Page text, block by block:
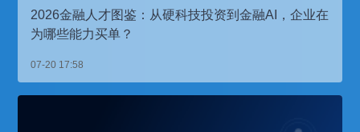
2026金融人才图鉴：从硬科技投资到金融AI，企业在
为哪些能力买单？
07-20 17:58